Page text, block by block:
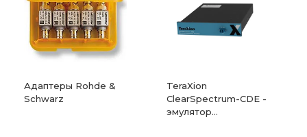
Адаптеры Rohde &
Schwarz
TeraXion
ClearSpectrum-CDE -
эмулятор